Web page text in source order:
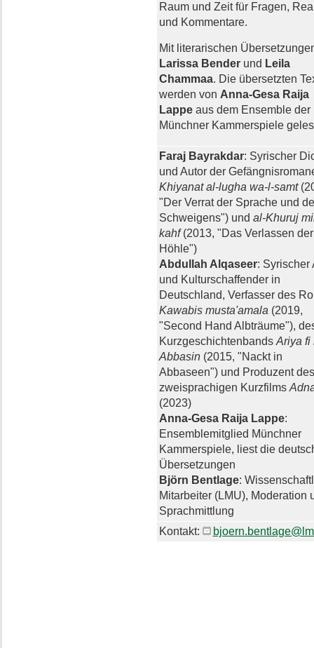
Raum und Zeit für Fragen,
und Kommentare.
Mit literarischen
Larissa Benderund Leila
Chammaa. Die übersetzten
werden von Anna-Gesa Raija
Lappeaus dem Ensemble der
Münchner Kammerspiele
Faraj Bayrakdar: Syrischer
und Autor der
Khiyanat al-lugha wa-l-samt
"Der Verrat der Sprache und
Schweigens") und al-Khuruj
kahf(2013, "Das Verlassen der
Höhle")
Abdullah Alqaseer: Syrischer
und Kulturschaffender in
Deutschland, Verfasser des
Kawabis musta'amala (2019,
"Second Hand Albträume"),
Kurzgeschichtenbands Ariya fi
Abbasin(2015, "Nackt in
Abbaseen") und Produzent des
zweisprachigen Kurzfilms
(2023)
Anna-Gesa Raija Lappe:
Ensemblemitglied Münchner
Kammerspiele, liest die
Übersetzungen
Björn Bentlage:
Mitarbeiter (LMU), Moderation
Sprachmittlung
Kontakt: